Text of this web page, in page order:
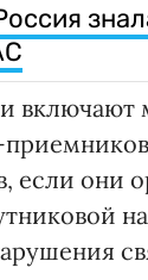
включают
приемников
если они